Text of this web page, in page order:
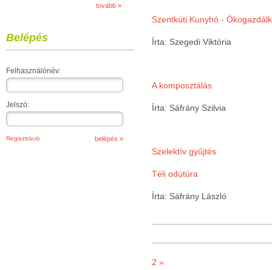
tovább »
Belépés
Felhasználónév:
Jelszó:
Regisztráció
Szentkúti Kunyhó -
Írta: Szegedi Viktória
A komposztálás
Írta: Sáfrány Szilvia
Szelektív gyűjtés
Téli odútúra
Írta: Sáfrány László
2 »